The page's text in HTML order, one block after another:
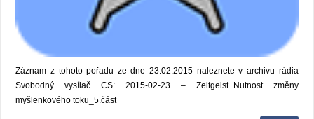
Záznam z tohoto pořadu ze dne 23.02.2015 naleznete v archivu rádia
Svobodný vysílač CS: 2015-02-23 – Zeitgeist_Nutnost změny
myšlenkového toku_5.část